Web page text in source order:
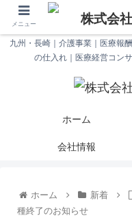
九州・長崎｜介護事業｜医療報
の仕入れ｜医療経営コン
ホーム
会社情報
ホーム 新着
種終了のお知らせ
メニュー